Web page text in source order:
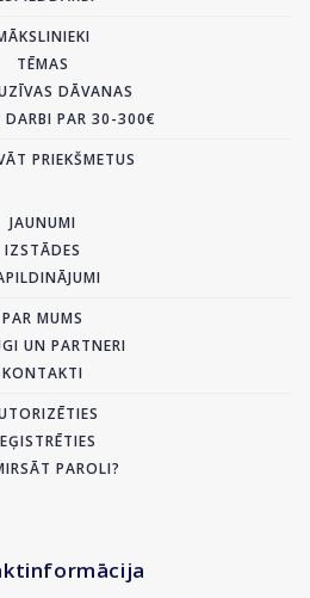
TĒMAS
DĀVANAS
DARBI PAR 30-300€
PRIEKŠMETUS
JAUNUMI
IZSTĀDES
PAR MUMS
UN PARTNERI
KONTAKTI
PAROLI?